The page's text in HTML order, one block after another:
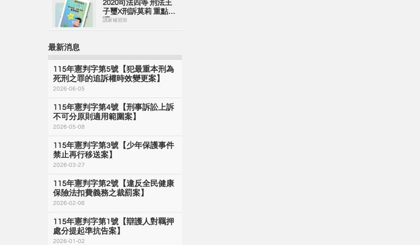
2020司法四等 刑法王
子璽X刑訴莫莉 重點整
理
讀家補習班
最新消息
115年憲判字第5號【犯最重本刑為
死刑之罪的追訴權時效變更案】
2026-06-05
115年憲判字第4號【刑事訴訟上訴
不可分原則適用範圍案】
2026-05-08
115年憲判字第3號【少年保護事件
禁止再行移送案】
2026-03-27
115年憲判字第2號【違反全民健康
保險法扣費義務之裁罰案】
2026-02-06
115年憲判字第1號【辯護人對羈押
處分提起準抗告案】
2026-01-02